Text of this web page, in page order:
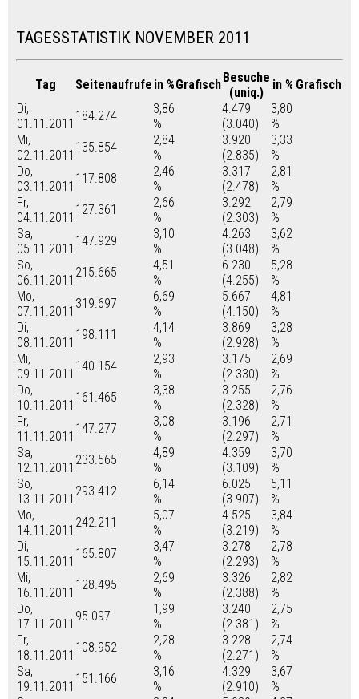
TAGESSTATISTIK NOVEMBER 2011
Tag Seitenaufrufe in %GrafischBesuche
(uniq.)
in % Grafisch
Di,
01.11.2011
184.274
3,86
%
4.479
(3.040)
3,80
%
Mi,
02.11.2011
135.854
2,84
%
3.920
(2.835)
3,33
%
Do,
03.11.2011
117.808
2,46
%
3.317
(2.478)
2,81
%
Fr,
04.11.2011
127.361
2,66
%
3.292
(2.303)
2,79
%
Sa,
05.11.2011
147.929
3,10
%
4.263
(3.048)
3,62
%
So,
06.11.2011
215.665
4,51
%
6.230
(4.255)
5,28
%
Mo,
07.11.2011
319.697
6,69
%
5.667
(4.150)
4,81
%
Di,
08.11.2011
198.111
4,14
%
3.869
(2.928)
3,28
%
Mi,
09.11.2011
140.154
2,93
%
3.175
(2.330)
2,69
%
Do,
10.11.2011
161.465
3,38
%
3.255
(2.328)
2,76
%
Fr,
11.11.2011
147.277
3,08
%
3.196
(2.297)
2,71
%
Sa,
12.11.2011
233.565
4,89
%
4.359
(3.109)
3,70
%
So,
13.11.2011
293.412
6,14
%
6.025
(3.907)
5,11
%
Mo,
14.11.2011
242.211
5,07
%
4.525
(3.219)
3,84
%
Di,
15.11.2011
165.807
3,47
%
3.278
(2.293)
2,78
%
Mi,
16.11.2011
128.495
2,69
%
3.326
(2.388)
2,82
%
Do,
17.11.2011
95.097
1,99
%
3.240
(2.381)
2,75
%
Fr,
18.11.2011
108.952
2,28
%
3.228
(2.271)
2,74
%
Sa,
19.11.2011
151.166
3,16
%
4.329
(2.910)
3,67
%